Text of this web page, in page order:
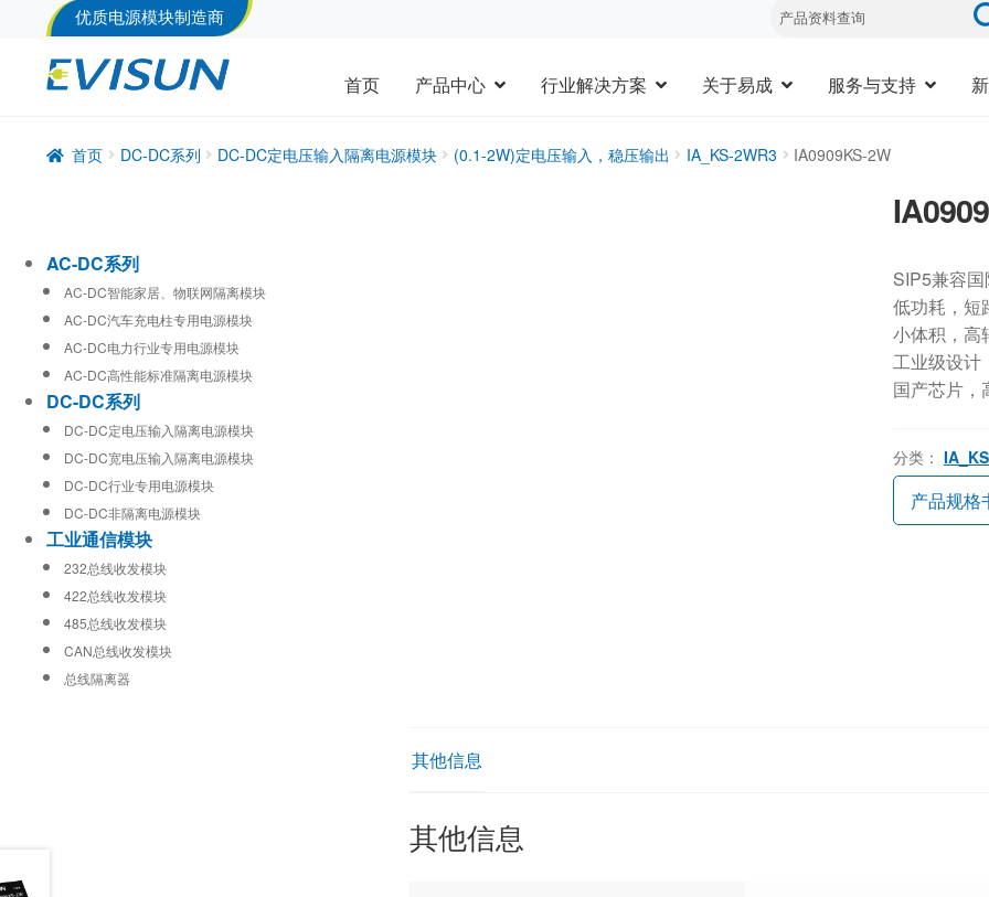
优质电源模块制造商
首页 产品中心 行业解决方案 关于易成 服务与支持
首页 DC-DC系列 DC-DC定电压输入隔离电源模块 (0.1-2W)定电压输入，稳压输出 IA_KS-2WR3 IA0909KS-2W
SIP5兼容
低功耗，短
小体积，高
工业级设计
国产芯片，
分类：
产品规格
其他信息
其他信息
AC-DC系列
AC-DC智能家居、物联网隔离模块
AC-DC汽车充电柱专用电源模块
AC-DC电力行业专用电源模块
AC-DC高性能标准隔离电源模块
DC-DC系列
DC-DC定电压输入隔离电源模块
DC-DC宽电压输入隔离电源模块
DC-DC行业专用电源模块
DC-DC非隔离电源模块
工业通信模块
232总线收发模块
422总线收发模块
485总线收发模块
CAN总线收发模块
总线隔离器